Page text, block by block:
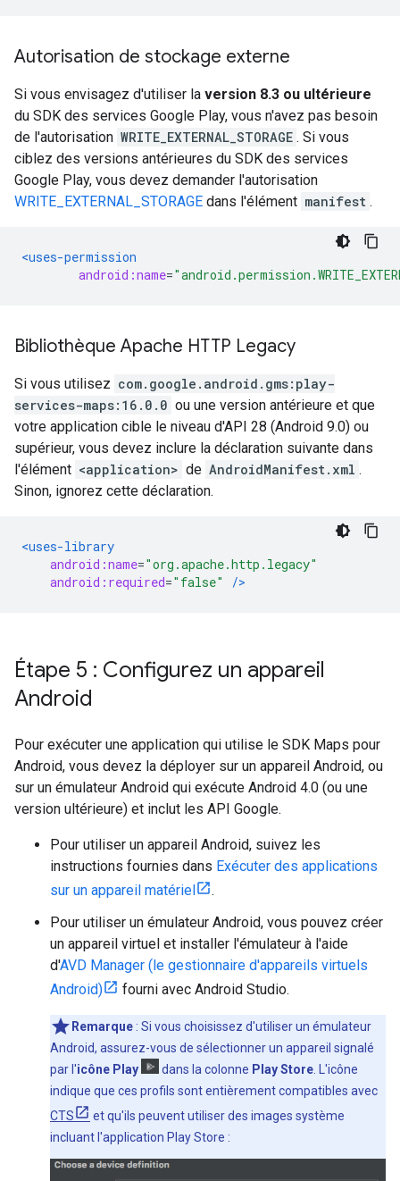
Autorisation de stockage externe
Si vous envisagez d'utiliser la version 8.3 ou ultérieure
du SDK des services Google Play, vous n'avez pas besoin
de l'autorisation WRITE_EXTERNAL_STORAGE . Si vous
ciblez des versions antérieures du SDK des services
Google Play, vous devez demander l'autorisation
WRITE_EXTERNAL_STORAGE dans l'élément manifest .
<uses-permission
android:name=
Bibliothèque Apache HTTP Legacy
Si vous utilisez com.google.android.gms:play-
services-maps:16.0.0 ou une version antérieure et que
votre application cible le niveau d'API 28 (Android 9.0) ou
supérieur, vous devez inclure la déclaration suivante dans
l'élément <application> de AndroidManifest.xml .
Sinon, ignorez cette déclaration.
<uses-library
android:name="org.apache.http.legacy"
android:required="false" />
Étape 5 : Configurez un appareil
Android
Pour exécuter une application qui utilise le SDK Maps pour
Android, vous devez la déployer sur un appareil Android, ou
sur un émulateur Android qui exécute Android 4.0 (ou une
version ultérieure) et inclut les API Google.
Pour utiliser un appareil Android, suivez les
instructions fournies dans Exécuter des applications
sur un appareil matériel
.
Pour utiliser un émulateur Android, vous pouvez créer
un appareil virtuel et installer l'émulateur à l'aide
d'AVD Manager (le gestionnaire d'appareils virtuels
Android)
fourni avec Android Studio.
Remarque : Si vous choisissez d'utiliser un émulateur
Android, assurez-vous de sélectionner un appareil signalé
par l'icône Play dans la colonne Play Store . L'icône
indique que ces profils sont entièrement compatibles avec
CTS
et qu'ils peuvent utiliser des images système
incluant l'application Play Store :